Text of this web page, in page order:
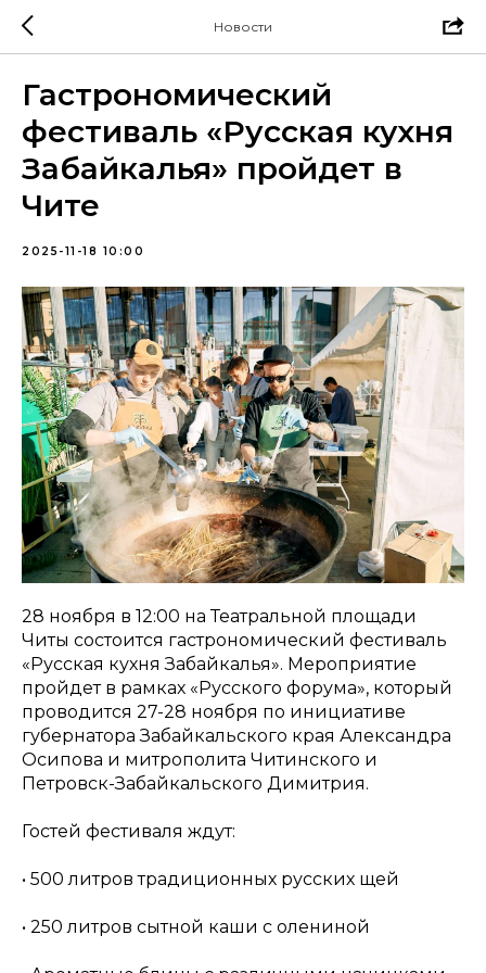
Новости
Гастрономический
фестиваль «Русская кухня
Забайкалья» пройдет в
Чите
2025-11-18 10:00
28 ноября в 12:00 на Театральной площади
Читы состоится гастрономический фестиваль
«Русская кухня Забайкалья». Мероприятие
пройдет в рамках «Русского форума», который
проводится 27-28 ноября по инициативе
губернатора Забайкальского края Александра
Осипова и митрополита Читинского и
Петровск-Забайкальского Димитрия.
Гостей фестиваля ждут:
• 500 литров традиционных русских щей
• 250 литров сытной каши с олениной